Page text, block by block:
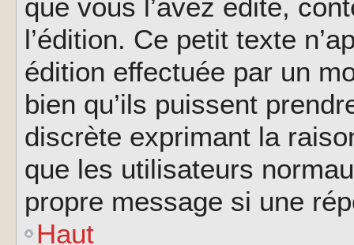
que vous l’avez édité,
l’édition. Ce petit texte
édition effectuée par un
bien qu’ils puissent
discrète exprimant la
que les utilisateurs
propre message si une
Haut